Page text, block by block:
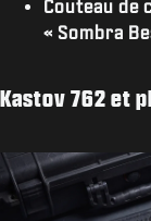
Couteau de
« Sombra
Kastov 762 et